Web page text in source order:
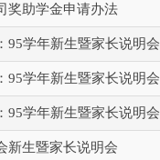
奖助学金申请办法
学年新生暨家长说明会
学年新生暨家长说明会
学年新生暨家长说明会
新生暨家长说明会